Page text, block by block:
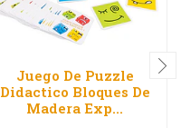
Juego De Puzzle
Didactico Bloques De
Madera Exp...